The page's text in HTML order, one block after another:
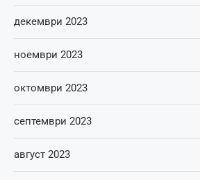
декември 2023
ноември 2023
октомври 2023
септември 2023
август 2023